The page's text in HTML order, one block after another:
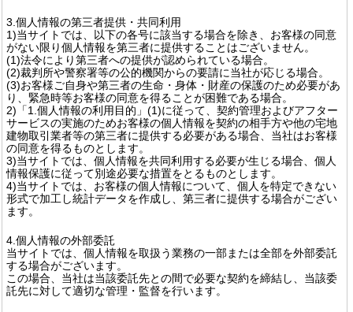
3.個人情報の第三者提供・共同利用
1)当サイトでは、以下の各号に該当する場合を除き、お客様の同意
がない限り個人情報を第三者に提供することはございません。
(1)法令により第三者への提供が認められている場合。
(2)裁判所や警察署等の公的機関からの要請に当社が応じる場合。
(3)お客様ご自身や第三者の生命・身体・財産の保護のため必要があ
り、緊急時等お客様の同意を得ることが困難である場合。
2)「1.個人情報の利用目的」(1)に従って、契約管理およびアフター
サービスの実施のためお客様の個人情報を契約の相手方や他の宅地
建物取引業者等の第三者に提供する必要がある場合、当社はお客様
の同意を得るものとします。
3)当サイトでは、個人情報を共同利用する必要が生じる場合、個人
情報保護に従って別途必要な措置をとるものとします。
4)当サイトでは、お客様の個人情報について、個人を特定できない
形式で加工し統計データを作成し、第三者に提供する場合がござい
ます。
4.個人情報の外部委託
当サイトでは、個人情報を取扱う業務の一部または全部を外部委託
する場合がございます。
この場合、当社は当該委託先との間で必要な契約を締結し、当該委
託先に対して適切な管理・監督を行います。